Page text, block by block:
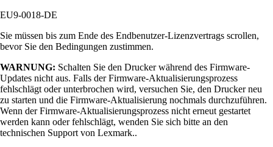
EU9-0018-DE
Sie müssen bis zum Ende des Endbenutzer-Lizenzvertrags scrollen,
bevor Sie den Bedingungen zustimmen.
WARNUNG: Schalten Sie den Drucker während des Firmware-
Updates nicht aus. Falls der Firmware-Aktualisierungsprozess
fehlschlägt oder unterbrochen wird, versuchen Sie, den Drucker neu
zu starten und die Firmware-Aktualisierung nochmals durchzuführen.
Wenn der Firmware-Aktualisierungsprozess nicht erneut gestartet
werden kann oder fehlschlägt, wenden Sie sich bitte an den
technischen Support von Lexmark..